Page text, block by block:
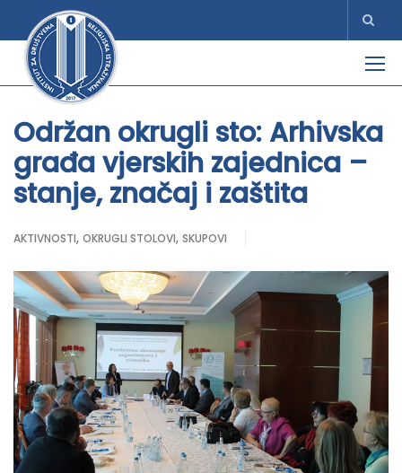
Održan okrugli sto: Arhivska
građa vjerskih zajednica –
stanje, značaj i zaštita
AKTIVNOSTI, OKRUGLI STOLOVI, SKUPOVI